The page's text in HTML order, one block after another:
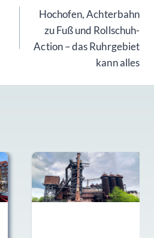
Hochofen, Achterbahn
zu Fuß und Rollschuh-
Action – das Ruhrgebiet
kann alles